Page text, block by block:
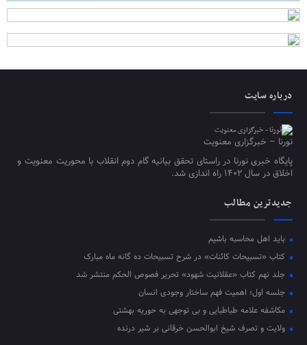
درباره سایت
نورنا – خبرگزاری معنویت
پایگاه خبری نورنا در راستای تحقق بیانیه گام دوم انقلاب با محوریت معنویت و
اخلاق در سال ۱۴۰۲ راه اندازی شد.
جدیدترین مطالب
باید اهل محاسبه باشیم
کتاب «تسبیحات کائنات» در شرح تسبیحات ده‌ گانه ماه مبارک
جلد نهم کتاب «عقلانیت شهود» تحریر فصوص الحکم منتشر شد
جلسه اول؛ اهمیت فهم ساختار وجودی انسان
مکاشفه علامه طباطبایی و بی توجهی به حوریه بهشتی
ولایت و تصرف شیخ ابوالحسن خرقانی بر شیر درنده